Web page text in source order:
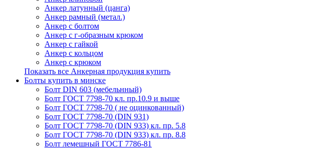
Анкер латунный (цанга)
Анкер рамный (метал.)
Анкер с болтом
Анкер с г-образным крюком
Анкер с гайкой
Анкер с кольцом
Анкер с крюком
Показать все Анкерная продукция купить
Болты купить в минске
Болт DIN 603 (мебельнный)
Болт ГОСТ 7798-70 кл. пр.10.9 и выше
Болт ГОСТ 7798-70 ( не оцинкованный)
Болт ГОСТ 7798-70 (DIN 931)
Болт ГОСТ 7798-70 (DIN 933) кл. пр. 5.8
Болт ГОСТ 7798-70 (DIN 933) кл. пр. 8.8
Болт лемешный ГОСТ 7786-81